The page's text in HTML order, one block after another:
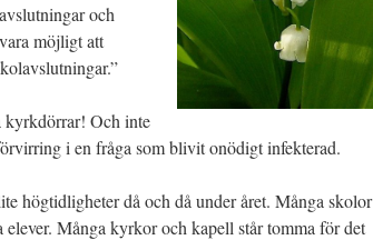
och
möjligt att
kyrkdörrar! Och inte
i en fråga som blivit onödigt infekterad.
högtidligheter då och då under året. Många skolor
Många kyrkor och kapell står tomma för det